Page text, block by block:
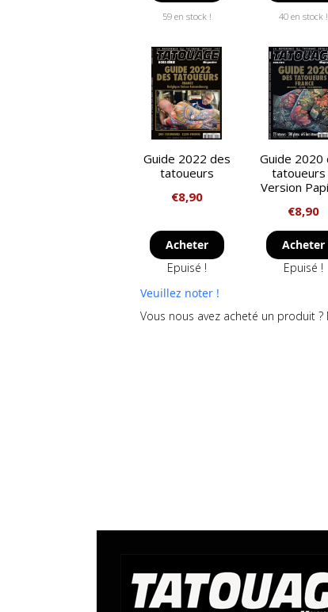
59 en stock ! 40 en stock !
Guide 2022 des
tatoueurs
€8,90
Acheter
Epuisé !
Guide 2020
tatoueurs
Version
€8,90
Acheter
Epuisé !
Veuillez noter !
Vous nous avez acheté un produit